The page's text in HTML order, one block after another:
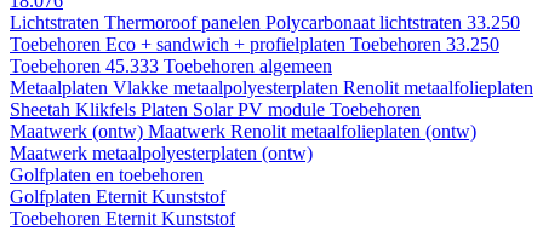
Lichtstraten Thermoroof panelen Polycarbonaat lichtstraten 33.250
Toebehoren Eco + sandwich + profielplaten Toebehoren 33.250
Toebehoren 45.333 Toebehoren algemeen
Metaalplaten Vlakke metaalpolyesterplaten Renolit metaalfolieplaten
Sheetah Klikfels Platen Solar PV module Toebehoren
Maatwerk (ontw) Maatwerk Renolit metaalfolieplaten (ontw)
Maatwerk metaalpolyesterplaten (ontw)
Golfplaten en toebehoren
Golfplaten Eternit Kunststof
Toebehoren Eternit Kunststof